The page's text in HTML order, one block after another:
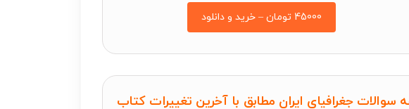
سوالات جغرافیای ایران مطابق با آخرین تغییرات کتاب